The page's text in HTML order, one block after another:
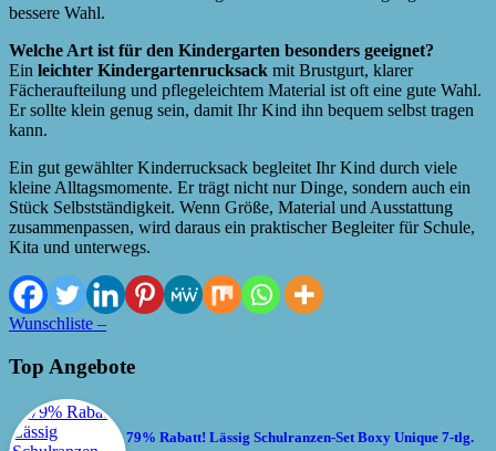
bessere Wahl.
Welche Art ist für den Kindergarten besonders geeignet?
Ein leichter Kindergartenrucksack mit Brustgurt, klarer
Fächeraufteilung und pflegeleichtem Material ist oft eine gute Wahl.
Er sollte klein genug sein, damit Ihr Kind ihn bequem selbst tragen
kann.
Ein gut gewählter Kinderrucksack begleitet Ihr Kind durch viele
kleine Alltagsmomente. Er trägt nicht nur Dinge, sondern auch ein
Stück Selbstständigkeit. Wenn Größe, Material und Ausstattung
zusammenpassen, wird daraus ein praktischer Begleiter für Schule,
Kita und unterwegs.
Wunschliste –
Top Angebote
79% Rabatt! Lässig Schulranzen-Set Boxy Unique 7-tlg.